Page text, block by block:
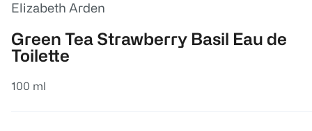
Elizabeth Arden
Green Tea Strawberry Basil Eau de
Toilette
100 ml